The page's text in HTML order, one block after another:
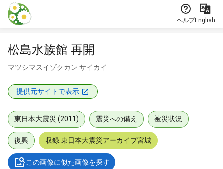
本文に飛ぶ
ヘルプEnglish
松島水族館 再開
マツシマスイゾクカン サイカイ
提供元サイトで表示
東日本大震災 (2011) 震災への備え 被災状況
復興 収録:東日本大震災アーカイブ宮城
この画像に似た画像を探す